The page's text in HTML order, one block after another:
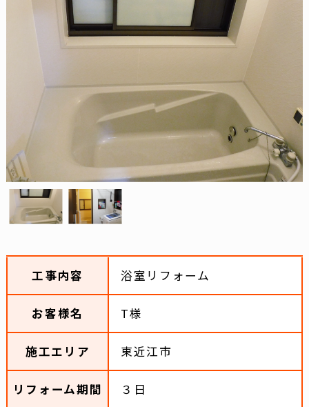
工事内容 浴室リフォーム
お客様名 T様
施工エリア 東近江市
リフォーム期間 ３日